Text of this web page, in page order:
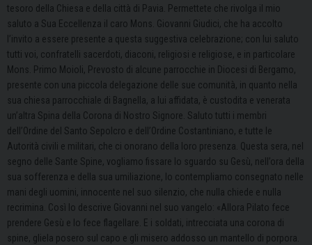
tesoro della Chiesa e della città di Pavia. Permettete che rivolga il mio
saluto a Sua Eccellenza il caro Mons. Giovanni Giudici, che ha accolto
l’invito a essere presente a questa suggestiva celebrazione; con lui saluto
tutti voi, confratelli sacerdoti, diaconi, religiosi e religiose, e in particolare
Mons. Primo Moioli, Prevosto di alcune parrocchie in Diocesi di Bergamo,
presente con una piccola delegazione delle sue comunità, in quanto nella
sua chiesa parrocchiale di Bagnella, a lui affidata, è custodita e venerata
un’altra Spina della Corona di Nostro Signore. Saluto tutti i membri
dell’Ordine del Santo Sepolcro e dell’Ordine Costantiniano, e tutte le
Autorità civili e militari, che ci onorano della loro presenza. Questa sera, nel
segno delle Sante Spine, vogliamo fissare lo sguardo su Gesù, nell’ora della
sua sofferenza e della sua umiliazione, lo contempliamo consegnato nelle
mani degli uomini, innocente nel suo silenzio, che nulla chiede e nulla
recrimina. Così lo descrive Giovanni nel suo vangelo: «Allora Pilato fece
prendere Gesù e lo fece flagellare. E i soldati, intrecciata una corona di
spine, gliela posero sul capo e gli misero addosso un mantello di porpora.